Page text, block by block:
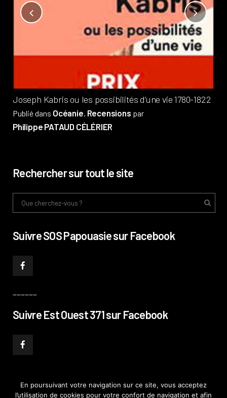
Joseph Kabris ou les possibilités d’une vie 1780-1822
Publié dans Océanie, Recensions par
Philippe PATAUD CÉLÉRIER
Rechercher sur tout le site
Suivre SOS Papouasie sur Facebook
Suivre Est Ouest 371 sur Facebook
En poursuivant votre navigation sur ce site, vous acceptez
l’utilisation de cookies pour votre confort de navigation et afin